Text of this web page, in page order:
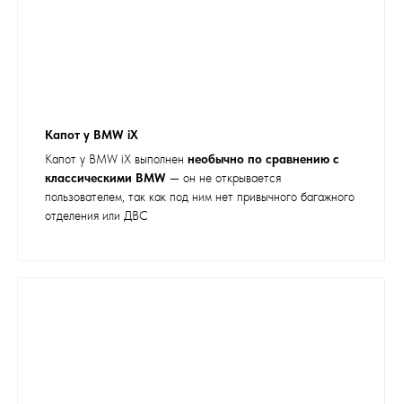
Капот у BMW iX
Капот у BMW iX выполнен необычно по сравнению с
классическими BMW — он не открывается
пользователем, так как под ним нет привычного багажного
отделения или ДВС